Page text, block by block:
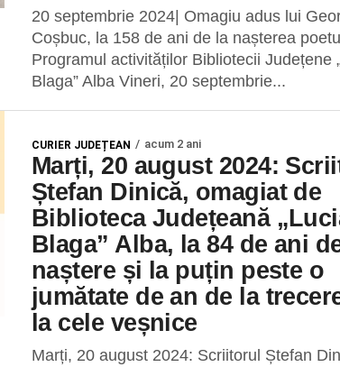
20 septembrie 2024| Omagiu adus lui
Coșbuc, la 158 de ani de la nașterea
Programul activităților Bibliotecii Județene
Blaga” Alba Vineri, 20 septembrie...
CURIER JUDEȚEAN acum 2 ani
Marți, 20 august 2024:
Ștefan Dinică, omagiat de
Biblioteca Județeană
Blaga” Alba, la 84 de ani
naștere și la puțin peste o
jumătate de an de la
la cele veșnice
Marți, 20 august 2024: Scriitorul Ștefan